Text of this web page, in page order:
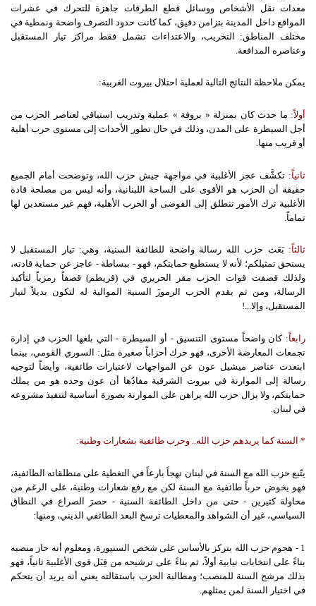
معدات نقل الأشخاص ووسائل قطع الطرقات جاهزة للتحرك في عشرات
المواقع داخل المدينة بتزامن دقيق، كما كانت حدود التصرف واضحة ونمطية في
مختلف المناطق: التخريب، والاعتداءات تشمل فقط مراكز تيار المستقبل
وعناصره المدافعة.
يمكن ملاحظة النتائج التالية لعملية احتلال بيروت الغربية:
أولاً: ما حدث كان بمنزلة « بروفة » عملية وتدريب استباقي لعناصر الحزب من
أجل السيطرة على المدن، وذلك في حال تطور الأحداث إلى مستوى حرب أهلية
أو قريب منها.
ثانياً:تكشَّف عجز الأغلبية في مواجهة جيش حزب الله، وتوضحت أمام الجميع
حقيقة أن الحزب هو الأقوى على الساحة اللبنانية، وأنه ليس من مصلحة قادة
الأغلبية ترك الأمور تنطلق إلى الفوضى أو الحرب الأهلية، فهم غير مستعدين لها
تماماً.
ثالثاً:بَعَث حزب الله رسالة واضحة للطائفة السنية، وهي: تيار المستقبل لا
يستحق تمثيلكم؛ لأنه لا يستطيع حمايتكم، فهو - ببساطة - عاجز عن حماية قادته،
ولذلك قصفت قوات الحزب مقر الحريري في (قريطم) قصفاً رمزياً لتأكيد
الرسالة، ومن ثم يقدم الحزب الرموزَ السنية الموالية له لتكون بديلاً لتيار
المستقبل، وإلا...!
رابعاً:كان واضحاً مستوى التنسيق - أو السيطرة - التي بلغها الحزب في إدارة
تجمعات المعارضة الأخرى، فهو حرك أحزاباً صغيرة مثل: السوري القومي، بينما
ابتعدت عناصر ميشيل عون عن المواجهات لاعتبارات طائفية، وأيضاً لتوجيه
رسالة إلى الموارنة في بيروت الشرقية مفادُها أن عون وحده هو من يملك
حمايتكم، ولا يزال حزب الله يراهن على الموارنة بصورة أساسية لتنفيذ مشروعه
في لبنان.
* السنة كما يريدهم حزب الله.
. وحرب طائفية بشعارات وطنية:
يتّبع حزب الله مع السنة في لبنان نهجاً بارعاً في التغطية على منطلقاته الطائفية،
فهو يخوض حرباً طائفية مع السنة لكن مع رفع شعارات وطنية، على الرغم من
محاولة كثيرين - حتى من داخل الطائفة السنية - حصرَ الصراع في النطاق
السياسي، غير أن الشواهد والمعطيات ترسخ البعد الطائفي الديني، ومنها:
1 - هجوم حزب الله يتركز بالأساس على شخص السنيورة، ومعلوم أنه حاز منصبه
بناءً على انتخابات نيابية أولاً، ثم بناءً على ترشيحه من قِبَل قوى الأغلبية ثانياً، فهو
بذلك مرشح السنة للمنصب؛ ومطالبة الحزب باستقالته يعني أنه يريد أن يتحكم
في اختيار السنة لمن يمثلهم.